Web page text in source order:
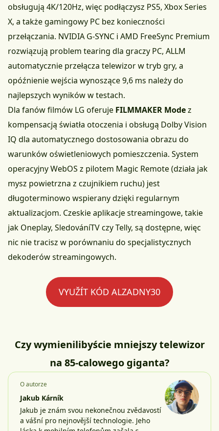
obsługują 4K/120Hz, więc podłączysz PS5, Xbox Series
X, a także gamingowy PC bez konieczności
przełączania. NVIDIA G-SYNC i AMD FreeSync Premium
rozwiązują problem tearing dla graczy PC, ALLM
automatycznie przełącza telewizor w tryb gry, a
opóźnienie wejścia wynoszące 9,6 ms należy do
najlepszych wyników w testach.
Dla fanów filmów LG oferuje FILMMAKER Modez
kompensacją światła otoczenia i obsługą Dolby Vision
IQ dla automatycznego dostosowania obrazu do
warunków oświetleniowych pomieszczenia. System
operacyjny WebOS z pilotem Magic Remote (działa jak
mysz powietrzna z czujnikiem ruchu) jest
długoterminowo wspierany dzięki regularnym
aktualizacjom. Czeskie aplikacje streamingowe, takie
jak Oneplay, SledováníTV czy Telly, są dostępne, więc
nic nie tracisz w porównaniu do specjalistycznych
dekoderów streamingowych.
VYUŽÍT KÓD ALZADNY30
Czy wymienilibyście mniejszy telewizor
na 85-calowego giganta?
O autorze
Jakub Kárník
Jakub je znám svou nekonečnou zvědavostí
a vášní pro nejnovější technologie. Jeho